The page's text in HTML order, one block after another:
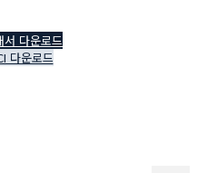
서 다운로드
다운로드